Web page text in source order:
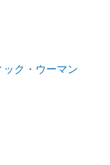
ック・ウーマン